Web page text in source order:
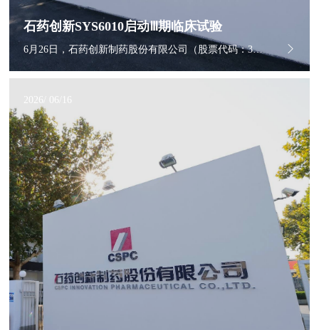
石药创新SYS6010启动Ⅲ期临床试验
6月26日，石药创新制药股份有限公司（股票代码：300765.SZ）发布公告，其控股子公司石药集团巨石生物制药有限公司（以下简称“巨石生物”）已于近日启动SYS6010联合恩朗苏拜单抗一线治疗驱动基因阴性PD-L1阳性的局部晚期或转移性非小细胞肺癌（NSCLC）的随机、开放、多中心、Ⅲ期临床试验。
2026/ 06/16